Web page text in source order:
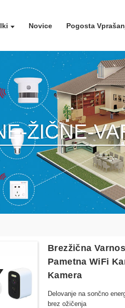
Novice Pogosta
ŽIČNE-
Brezžična
Pametna WiFi
Kamera
Delovanje na sončno
brez ožičenja